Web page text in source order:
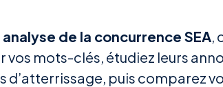
analyse de la concurrence SEA,
vos mots-clés, étudiez leurs
d’atterrissage, puis comparez